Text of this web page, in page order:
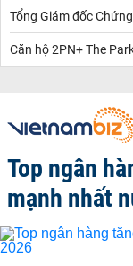
Tổng Giám đốc
Căn hộ 2PN+ The
Top ngân
mạnh nhất